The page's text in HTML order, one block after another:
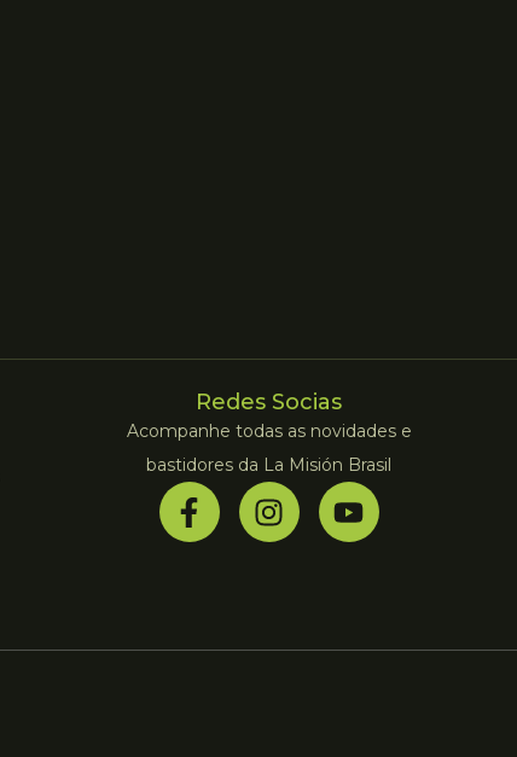
Redes Socias
Acompanhe todas as novidades e
bastidores da La Misión Brasil